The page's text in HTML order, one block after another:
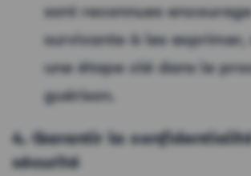
sont reconnues
survivante à les exprimer,
une étape clé dans le
guérison.
4. Garantir la
sécurité